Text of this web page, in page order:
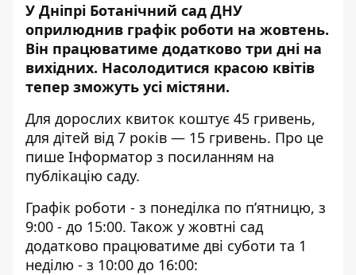
У Дніпрі Ботанічний сад ДНУ
оприлюднив графік роботи на жовтень.
Він працюватиме додатково три дні на
вихідних. Насолодитися красою квітів
тепер зможуть усі містяни.
Для дорослих квиток коштує 45 гривень,
для дітей від 7 років — 15 гривень. Про це
пише Інформатор з посиланням на
публікацію саду.
Графік роботи - з понеділка по п’ятницю, з
9:00 - до 15:00. Також у жовтні сад
додатково працюватиме дві суботи та 1
неділю - з 10:00 до 16:00: